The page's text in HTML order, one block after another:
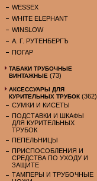
WESSEX
WHITE ELEPHANT
WINSLOW
А. Г. РУТЕНБЕРГЪ
ПОГАР
ТАБАКИ ТРУБОЧНЫЕ
ВИНТАЖНЫЕ (73)
АКСЕССУАРЫ ДЛЯ
КУРИТЕЛЬНЫХ ТРУБОК (362)
СУМКИ И КИСЕТЫ
ПОДСТАВКИ И ШКАФЫ
ДЛЯ КУРИТЕЛЬНЫХ
ТРУБОК
ПЕПЕЛЬНИЦЫ
ПРИСПОСОБЛЕНИЯ И
СРЕДСТВА ПО УХОДУ И
ЗАЩИТЕ
ТАМПЕРЫ И ТРУБОЧНЫЕ